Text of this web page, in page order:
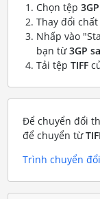
Chọn tệp 3GP
Thay đổi
Nhấp vào
bạn từ3GP
Tải tệp TIFF
Để chuyển đổi
để chuyển từ
Trình chuyển đổi